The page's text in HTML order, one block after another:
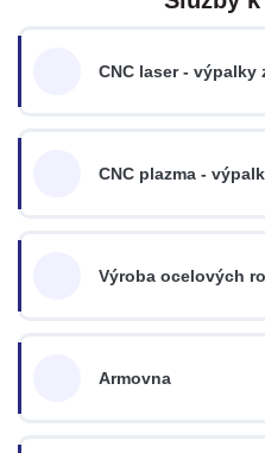
CNC laser -
CNC plazma -
Výroba ocelových
Armovna